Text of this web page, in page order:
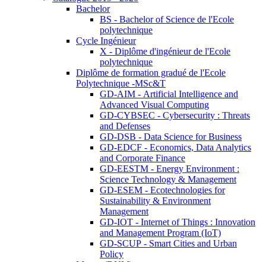
Bachelor
BS - Bachelor of Science de l'Ecole
polytechnique
Cycle Ingénieur
X - Diplôme d'ingénieur de l'Ecole
polytechnique
Diplôme de formation gradué de l'Ecole
Polytechnique -MSc&T
GD-AIM - Artificial Intelligence and
Advanced Visual Computing
GD-CYBSEC - Cybersecurity : Threats
and Defenses
GD-DSB - Data Science for Business
GD-EDCF - Economics, Data Analytics
and Corporate Finance
GD-EESTM - Energy Environment :
Science Technology & Management
GD-ESEM - Ecotechnologies for
Sustainability & Environment
Management
GD-IOT - Internet of Things : Innovation
and Management Program (IoT)
GD-SCUP - Smart Cities and Urban
Policy